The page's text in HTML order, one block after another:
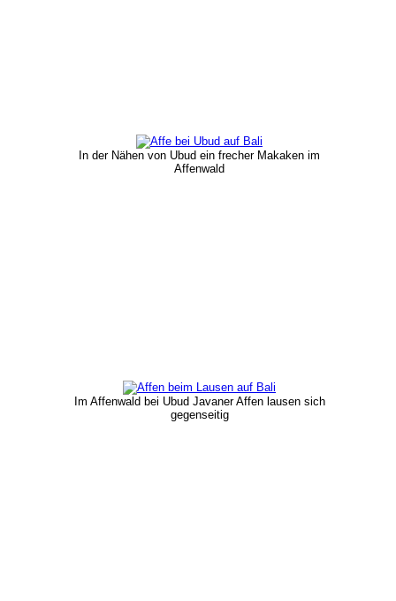
In der Nähen von Ubud ein frecher Makaken im
Affenwald
Im Affenwald bei Ubud Javaner Affen lausen sich
gegenseitig